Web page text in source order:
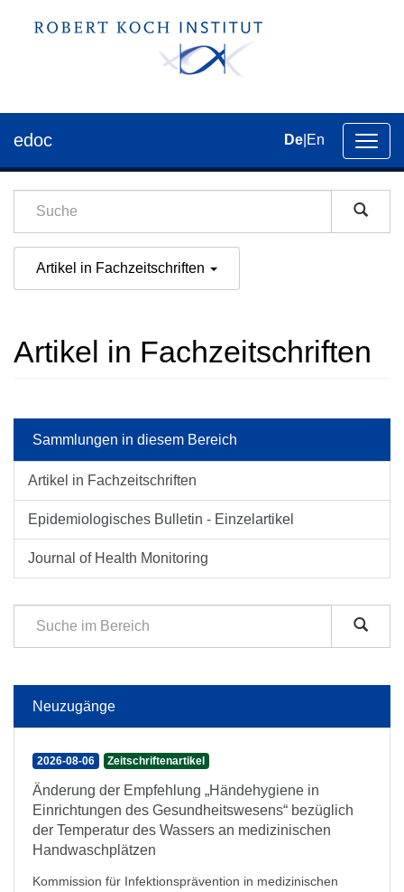
der
edoc De En
Artikel in Fachzeitschriften
Artikel in Fachzeitschriften
Sammlungen in diesem Bereich
Artikel in Fachzeitschriften
Epidemiologisches Bulletin - Einzelartikel
Journal of Health Monitoring
Neuzugänge
2026-08-06 Zeitschriftenartikel
Änderung der Empfehlung „Händehygiene in
Einrichtungen des Gesundheitswesens“ bezüglich
der Temperatur des Wassers an medizinischen
Handwaschplätzen
Kommission für Infektionsprävention in medizinischen